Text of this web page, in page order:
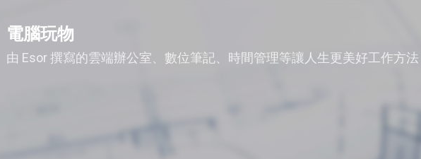
電腦玩物
由 Esor 撰寫的雲端辦公室、數位筆記、時間管理等讓人生更美好工作方法